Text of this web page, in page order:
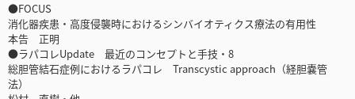
●FOCUS
消化器疾患・高度侵襲時におけるシンバイオティクス療法の有用性
本告 正明
●ラパコレUpdate 最近のコンセプトと手技・8
総胆管結石症例におけるラパコレ Transcystic approach（経胆嚢管
法）